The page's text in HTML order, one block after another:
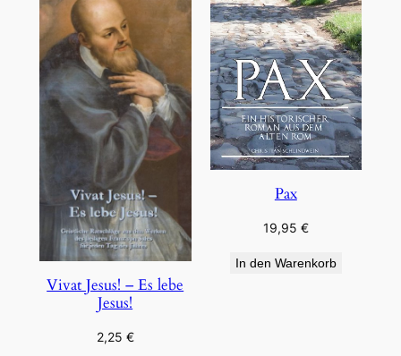
Vivat Jesus! – Es lebe
Jesus!
2,25 €
Pax
19,95 €
In den Warenkorb